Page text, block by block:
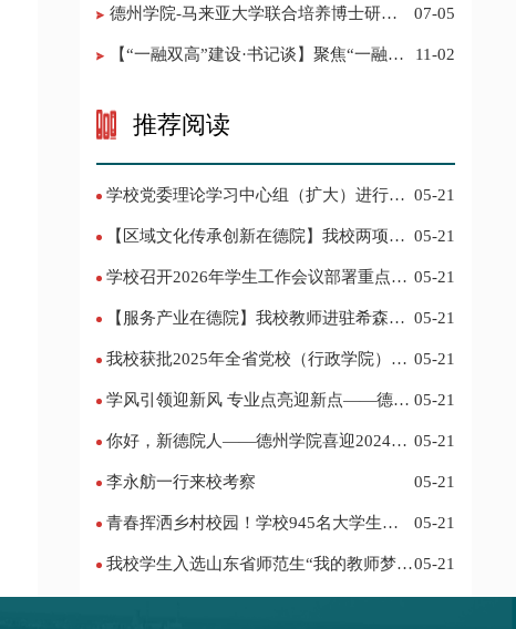
07-05
11-02
推荐阅读
学校党委理论学习中心组（扩大）进行集
05-21
【区域文化传承创新在德院】我校两项作
教育优秀名单
05-21
学校召开2026年学生工作会议部署重点工
05-21
【服务产业在德院】我校教师进驻希森博
05-21
我校获批2025年全省党校（行政学院）系
05-21
学风引领迎新风 专业点亮迎新点——德州
05-21
你好，新德院人——德州学院喜迎2024级
05-21
李永舫一行来校考察 05-21
青春挥洒乡村校园！学校945名大学生赴
05-21
我校学生入选山东省师范生“我的教师梦”
05-21